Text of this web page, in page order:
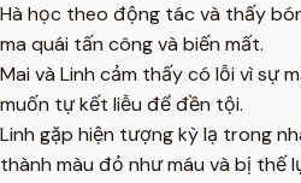
Hà học theo động tác và thấy
ma quái tấn công và biến mất.
Mai và Linh cảm thấy có lỗi vì sự
muốn tự kết liễu để đền tội.
Linh gặp hiện tượng kỳ lạ trong
thành màu đỏ như máu và bị thế